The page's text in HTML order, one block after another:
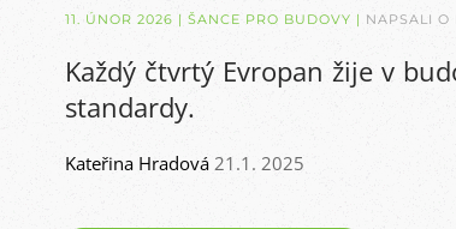
11. ÚNOR 2026 | ŠANCE PRO BUDOVY | NAPSALI O
Každý čtvrtý Evropan žije v
standardy.
Kateřina Hradová21.1. 2025